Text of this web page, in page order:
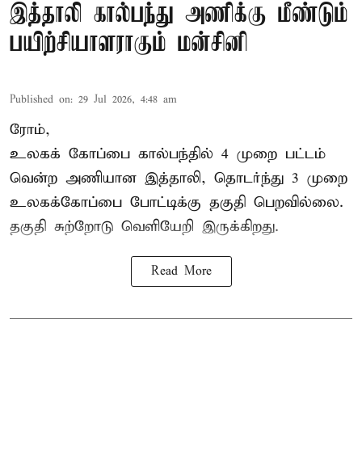
இத்தாலி கால்பந்து அணிக்கு மீண்டும்
பயிற்சியாளராகும் மன்சினி
Published on: 29 Jul 2026, 4:48 am
ரோம்,
உலகக் கோப்பை கால்பந்தில் 4 முறை பட்டம்
வென்ற அணியான இத்தாலி, தொடர்ந்து 3 முறை
உலகக்கோப்பை போட்டிக்கு தகுதி பெறவில்லை.
தகுதி சுற்றோடு வெளியேறி இருக்கிறது.
Read More